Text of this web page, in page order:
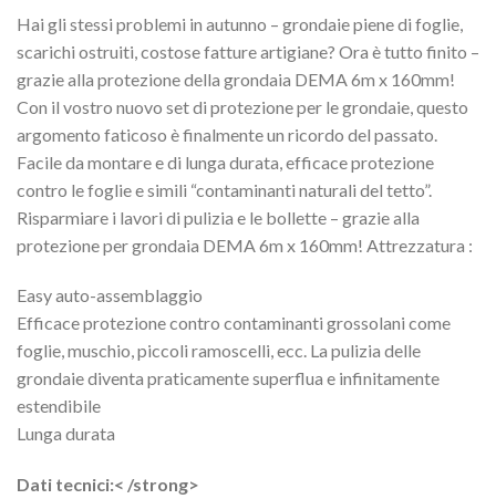
Hai gli stessi problemi in autunno – grondaie piene di foglie,
scarichi ostruiti, costose fatture artigiane? Ora è tutto finito –
grazie alla protezione della grondaia DEMA 6m x 160mm!
Con il vostro nuovo set di protezione per le grondaie, questo
argomento faticoso è finalmente un ricordo del passato.
Facile da montare e di lunga durata, efficace protezione
contro le foglie e simili “contaminanti naturali del tetto”.
Risparmiare i lavori di pulizia e le bollette – grazie alla
protezione per grondaia DEMA 6m x 160mm! Attrezzatura :
Easy auto-assemblaggio
Efficace protezione contro contaminanti grossolani come
foglie, muschio, piccoli ramoscelli, ecc. La pulizia delle
grondaie diventa praticamente superflua e infinitamente
estendibile
Lunga durata
Dati tecnici:< /strong>